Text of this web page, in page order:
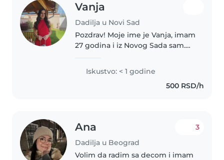
Vanja
Dadilja u Novi Sad
Pozdrav! Moje ime je Vanja, imam
27 godina i iz Novog Sada sam.
u porodici i širem okruženju sam
čuvala mnogo mališana raznog
uzrasta. Veoma sam strpljiva,..
Iskustvo: < 1 godine
500 RSD/h
Ana
Dadilja u Beograd
3
Volim da radim sa decom i imam